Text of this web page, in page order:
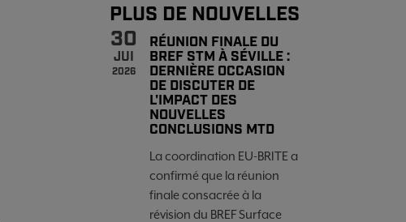
PLUS DE NOUVELLES
30
JUI
2026
RÉUNION FINALE DU
BREF STM À SÉVILLE :
DERNIÈRE OCCASION
DE DISCUTER DE
L'IMPACT DES
NOUVELLES
CONCLUSIONS MTD
La coordination EU-BRITE a
confirmé que la réunion
finale consacrée à la
révision du BREF Surface